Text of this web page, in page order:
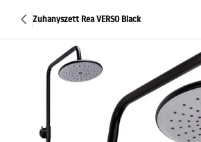
Zuhanyszett Rea VERSO Black